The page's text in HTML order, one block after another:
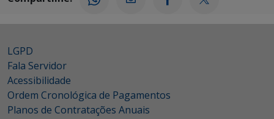
LGPD
Fala Servidor
Acessibilidade
Ordem Cronológica de Pagamentos
Planos de Contratações Anuais